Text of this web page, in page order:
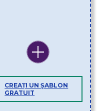
CREAȚI UN ȘABLON
GRATUIT